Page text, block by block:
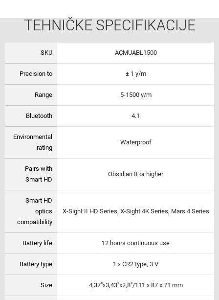
TEHNIČKE SPECIFIKACIJE
SKU ACMUABL1500
Precision to ± 1 y/m
Range 5-1500 y/m
Bluetooth 4.1
Environmental
rating
Waterproof
Pairs with
Smart HD
Obsidian II or higher
Smart HD
optics
compatibility
X-Sight II HD Series, X-Sight 4K Series, Mars 4 Series
Battery life 12 hours continuous use
Battery type 1 x CR2 type, 3 V
Size 4,37"x3,43"x2,8"/111 x 87 x 71 mm